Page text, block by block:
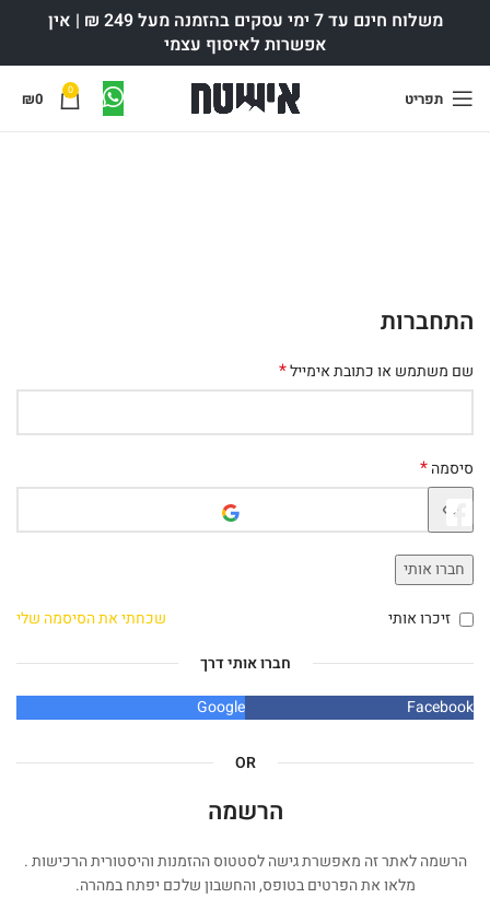
משלוח חינם עד 7 ימי עסקים בהזמנה מעל 249 ₪ | אין
אפשרות לאיסוף עצמי
תפריט 0
₪0
התחברות
שם משתמש או כתובת אימייל*
סיסמה*
חברו אותי
שכחתי את הסיסמה שלי
זיכרו אותי
חברו אותי דרך
Facebook
Google
OR
הרשמה
הרשמה לאתר זה מאפשרת גישה לסטטוס ההזמנות והיסטורית הרכישות .
מלאו את הפרטים בטופס, והחשבון שלכם יפתח במהרה.